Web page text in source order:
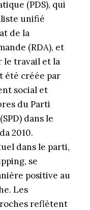
(PDS), qui
unifié
de la
(RDA), et
le travail et la
été créée par
social et
du Parti
dans le
2010.
dans le parti,
se
positive au
Les
reflètent